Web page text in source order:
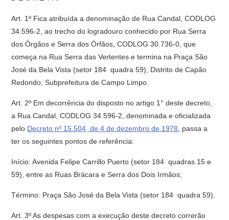
Art. 1º Fica atribuída a denominação de Rua Candal, CODLOG
34.596-2, ao trecho do logradouro conhecido por Rua Serra
dos Órgãos e Serra dos Órfãos, CODLOG 30.736-0, que
começa na Rua Serra das Vertentes e termina na Praça São
José da Bela Vista (setor 184  quadra 59), Distrito de Capão
Redondo, Subprefeitura de Campo Limpo.
Art. 2º Em decorrência do disposto no artigo 1° deste decreto,
a Rua Candal, CODLOG 34.596-2, denominada e oficializada
pelo Decreto nº 15.504, de 4 de dezembro de 1978 , passa a
ter os seguintes pontos de referência:
Início: Avenida Felipe Carrillo Puerto (setor 184  quadras 15 e
59), entre as Ruas Brácara e Serra dos Dois Irmãos;
Término: Praça São José da Bela Vista (setor 184  quadra 59).
Art. 3º As despesas com a execução deste decreto correrão